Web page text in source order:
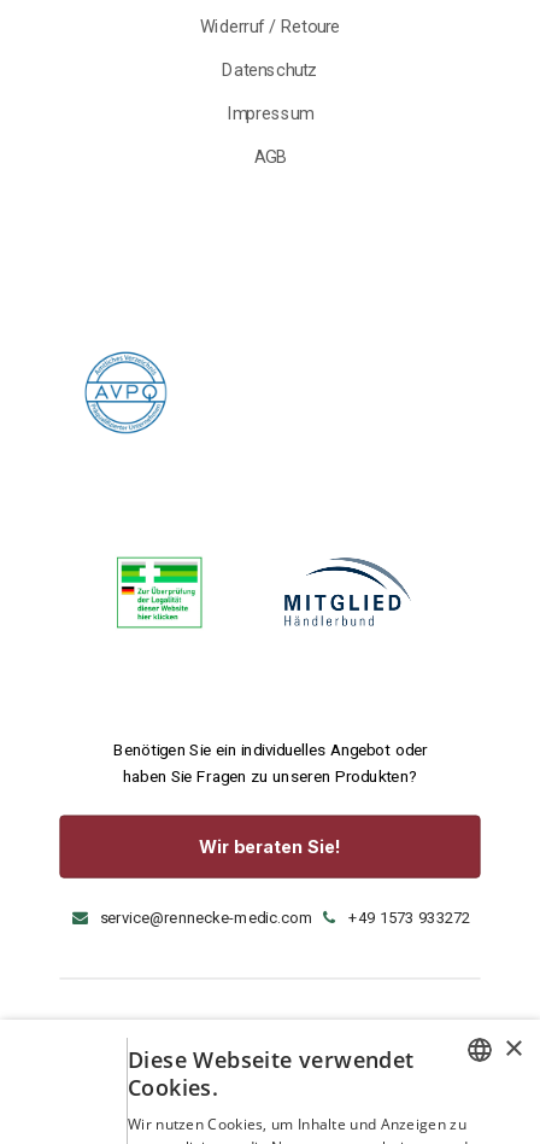
Widerruf / Retoure
Datenschutz
Impressum
AGB
Benötigen Sie ein individuelles Angebot oder
haben Sie Fragen zu unseren Produkten?
Wir beraten Sie!
service@rennecke-medic.com +49 1573 933272
×
Diese Webseite verwendet
Cookies.
Wir nutzen Cookies, um Inhalte und Anzeigen zu